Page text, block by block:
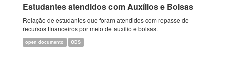
Estudantes atendidos com Auxílios e Bolsas
Relação de estudantes que foram atendidos com repasse de
recursos financeiros por meio de auxílio e bolsas.
open documento ODS